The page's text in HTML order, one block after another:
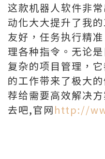
这款机器人软件非
动化大大提升了我
友好，任务执行精
理各种指令。无论
复杂的项目管理，
的工作带来了极大
荐给需要高效解决
去吧,官网http://